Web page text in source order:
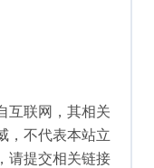
互联网，其相关
，不代表本站立
请提交相关链接